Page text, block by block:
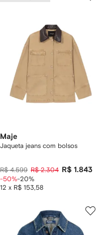
Maje
Jaqueta jeans com bolsos
R$ 4.599 R$ 2.304 R$ 1.843
12 x R$ 153,58
-50%-20%